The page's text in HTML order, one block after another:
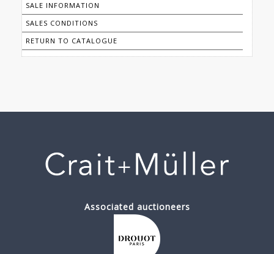
SALE INFORMATION
SALES CONDITIONS
RETURN TO CATALOGUE
Associated auctioneers